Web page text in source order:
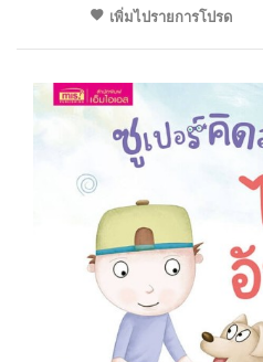
เพิ่มไปรายการโปรด